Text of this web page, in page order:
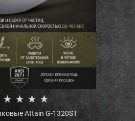
Очки стрелковые Attain G-1320ST